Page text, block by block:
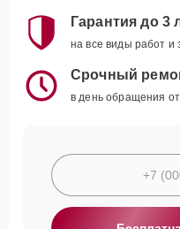
Гарантия до 3
на все виды работ и
Срочный
в день обращения